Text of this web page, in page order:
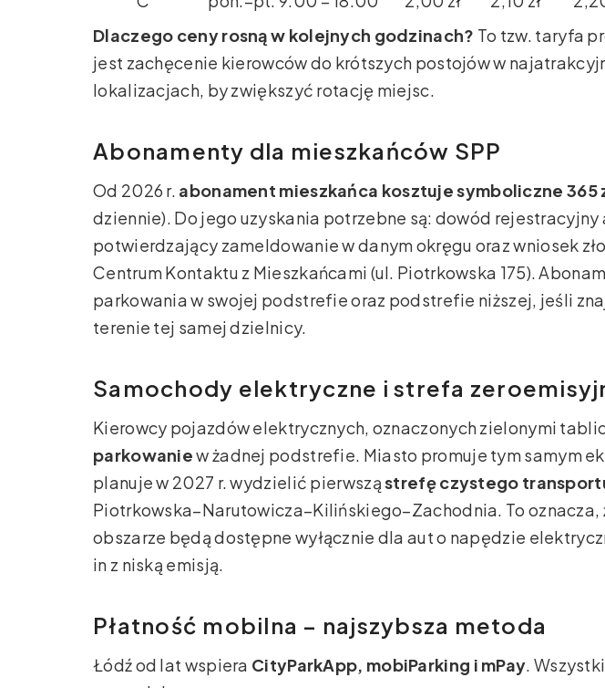
Dlaczego ceny rosną w kolejnych godzinach? To tzw. taryfa
jest zachęcenie kierowców do krótszych postojów w
lokalizacjach, by zwiększyć rotację miejsc.
Abonamenty dla mieszkańców SPP
Od 2026 r. abonament mieszkańca kosztuje symboliczne 365
dziennie). Do jego uzyskania potrzebne są: dowód
potwierdzający zameldowanie w danym okręgu oraz wniosek
Centrum Kontaktu z Mieszkańcami (ul. Piotrkowska 175).
parkowania w swojej podstrefie oraz podstrefie niższej, jeśli
terenie tej samej dzielnicy.
Samochody elektryczne i strefa
Kierowcy pojazdów elektrycznych, oznaczonych zielonymi
parkowaniew żadnej podstrefie. Miasto promuje tym samym
planuje w 2027 r. wydzielić pierwsząstrefę czystego
Piotrkowska–Narutowicza–Kilińskiego–Zachodnia. To oznacza,
obszarze będą dostępne wyłącznie dla aut o napędzie
in z niską emisją.
Płatność mobilna – najszybsza metoda
Łódź od lat wspiera CityParkApp, mobiParking i mPay.